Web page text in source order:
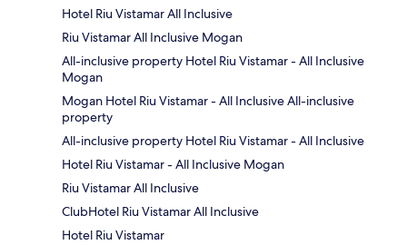
Hotel Riu Vistamar All Inclusive
Riu Vistamar All Inclusive Mogan
All-inclusive property Hotel Riu Vistamar - All Inclusive
Mogan
Mogan Hotel Riu Vistamar - All Inclusive All-inclusive
property
All-inclusive property Hotel Riu Vistamar - All Inclusive
Hotel Riu Vistamar - All Inclusive Mogan
Riu Vistamar All Inclusive
ClubHotel Riu Vistamar All Inclusive
Hotel Riu Vistamar